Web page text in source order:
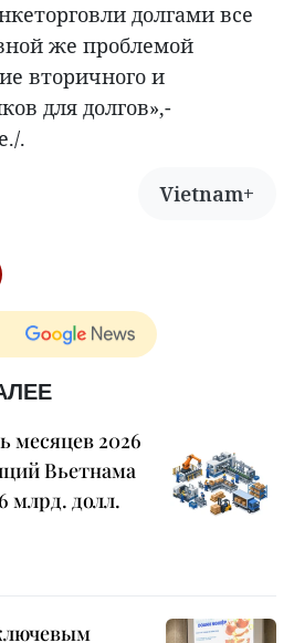
долгами все
же проблемой
вторичного и
для долгов»,-
.
Vietnam+
месяцев 2026
Вьетнама
млрд. долл.